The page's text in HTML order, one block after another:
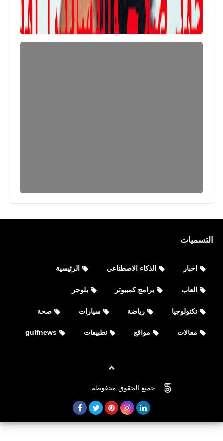
التسميات
اخبار الذكاء الاصطناعي الرئيسية
العاب برامج كمبيوتر بلوجر
تكنولوجيا رياضة سيارات صحة
مقالات مواقع نطبيقات gulfnews
جميع الحقوق محفوظة